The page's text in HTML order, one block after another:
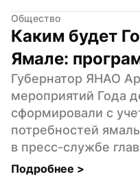
Общество
Каким будет
Ямале:
Губернатор ЯНАО
мероприятий Года
сформировали с
потребностей
в пресс-службе
Подробнее >